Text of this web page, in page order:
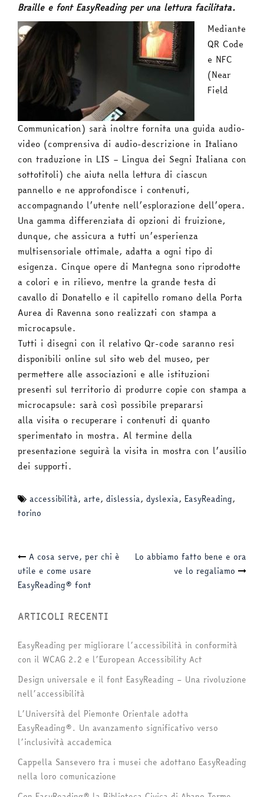
Braille e font EasyReading per una lettura facilitata.
Mediante
QR Code
e NFC
(Near
Field
Communication) sarà inoltre fornita una guida audio-
video (comprensiva di audio-descrizione in Italiano
con traduzione in LIS – Lingua dei Segni Italiana con
sottotitoli) che aiuta nella lettura di ciascun
pannello e ne approfondisce i contenuti,
accompagnando l’utente nell’esplorazione dell’opera.
Una gamma differenziata di opzioni di fruizione,
dunque, che assicura a tutti un’esperienza
multisensoriale ottimale, adatta a ogni tipo di
esigenza. Cinque opere di Mantegna sono riprodotte
a colori e in rilievo, mentre la grande testa di
cavallo di Donatello e il capitello romano della Porta
Aurea di Ravenna sono realizzati con stampa a
microcapsule.
Tutti i disegni con il relativo Qr-code saranno resi
disponibili online sul sito web del museo, per
permettere alle associazioni e alle istituzioni
presenti sul territorio di produrre copie con stampa a
microcapsule: sarà così possibile prepararsi
alla visita o recuperare i contenuti di quanto
sperimentato in mostra. Al termine della
presentazione seguirà la visita in mostra con l’ausilio
dei supporti.
accessibilità, arte, dislessia, dyslexia, EasyReading,
torino
Navigazione
articolo
A cosa serve, per chi è
utile e come usare
EasyReading® font
Lo abbiamo fatto bene e ora
ve lo regaliamo
ARTICOLI RECENTI
EasyReading per migliorare l’accessibilità in conformità
con il WCAG 2.2 e l’European Accessibility Act
Design universale e il font EasyReading – Una rivoluzione
nell’accessibilità
L’Università del Piemonte Orientale adotta
EasyReading®. Un avanzamento significativo verso
l’inclusività accademica
Cappella Sansevero tra i musei che adottano EasyReading
nella loro comunicazione